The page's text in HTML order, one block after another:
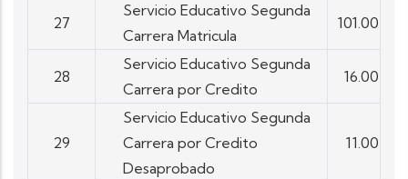
27
Servicio Educativo Segunda
Carrera Matricula
101.00
28
Servicio Educativo Segunda
Carrera por Credito
16.00
29
Servicio Educativo Segunda
Carrera por Credito
Desaprobado
11.00